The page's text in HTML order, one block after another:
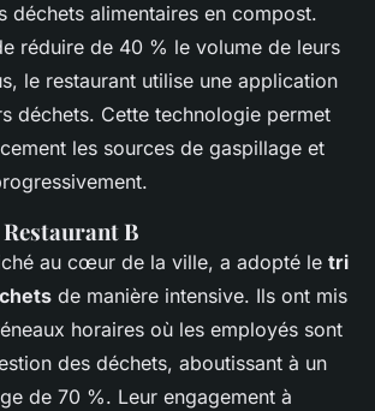
déchets alimentaires en compost.
réduire de 40 % le volume de leurs
le restaurant utilise une application
déchets. Cette technologie permet
les sources de gaspillage et
Restaurant B
au cœur de la ville, a adopté le tri
de manière intensive. Ils ont mis
horaires où les employés sont
des déchets, aboutissant à un
de 70 %. Leur engagement à